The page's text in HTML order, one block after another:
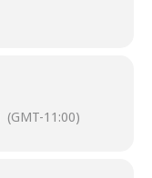
(GMT-11:00)